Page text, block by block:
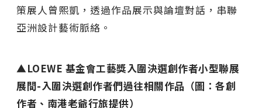
策展人曾熙凱，透過作品展示與論壇對話，串聯
亞洲設計藝術脈絡。
▲LOEWE 基金會工藝獎入圍決選創作者小型聯展
展間-入圍決選創作者們過往相關作品（圖：各創
作者、南港老爺行旅提供）